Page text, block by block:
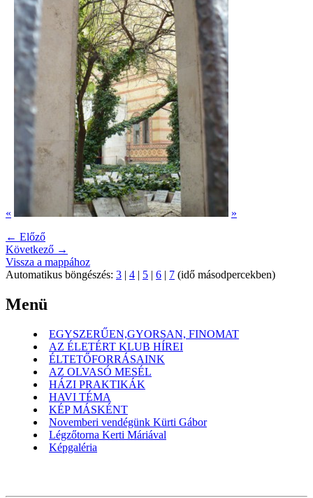
«
»
← Előző
Következő →
Vissza a mappához
Automatikus böngészés: 3 | 4 | 5 | 6 | 7 (idő másodpercekben)
Menü
EGYSZERŰEN,GYORSAN, FINOMAT
AZ ÉLETÉRT KLUB HÍREI
ÉLTETŐFORRÁSAINK
AZ OLVASÓ MESÉL
HÁZI PRAKTIKÁK
HAVI TÉMA
KÉP MÁSKÉNT
Novemberi vendégünk Kürti Gábor
Légzőtorna Kerti Máriával
Képgaléria